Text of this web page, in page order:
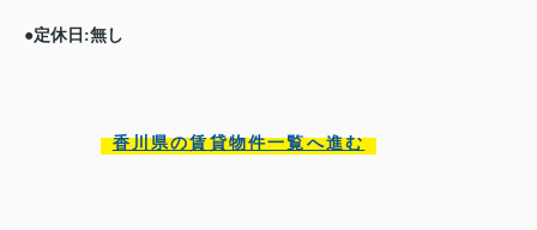
●定休日 :無し
香川県の賃貸物件一覧へ進む